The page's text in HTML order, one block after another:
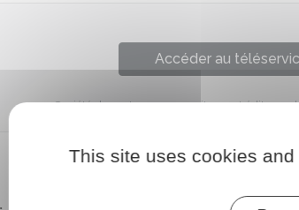
Accéder au
Société des auteurs compositeurs et éditeurs
This site uses cookies